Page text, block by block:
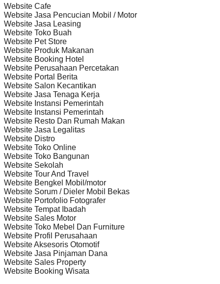
Website Cafe
Website Jasa Pencucian Mobil / Motor
Website Jasa Leasing
Website Toko Buah
Website Pet Store
Website Produk Makanan
Website Booking Hotel
Website Perusahaan Percetakan
Website Portal Berita
Website Salon Kecantikan
Website Jasa Tenaga Kerja
Website Instansi Pemerintah
Website Instansi Pemerintah
Website Resto Dan Rumah Makan
Website Jasa Legalitas
Website Distro
Website Toko Online
Website Toko Bangunan
Website Sekolah
Website Tour And Travel
Website Bengkel Mobil/motor
Website Sorum / Dieler Mobil Bekas
Website Portofolio Fotografer
Website Tempat Ibadah
Website Sales Motor
Website Toko Mebel Dan Furniture
Website Profil Perusahaan
Website Aksesoris Otomotif
Website Jasa Pinjaman Dana
Website Sales Property
Website Booking Wisata